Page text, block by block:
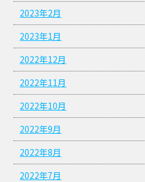
2023年2月
2023年1月
2022年12月
2022年11月
2022年10月
2022年9月
2022年8月
2022年7月